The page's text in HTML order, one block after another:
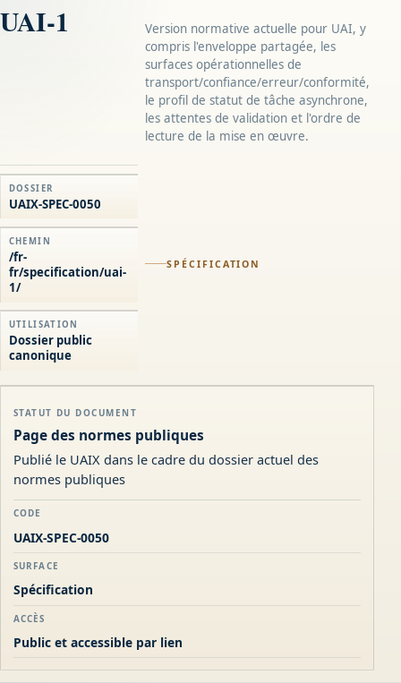
SPÉCIFICATION
UAI-1
Version normative actuelle pour UAI, y
compris l'enveloppe partagée, les
surfaces opérationnelles de
transport/confiance/erreur/conformité,
le profil de statut de tâche asynchrone,
les attentes de validation et l'ordre de
lecture de la mise en œuvre.
DOSSIER
UAIX-SPEC-0050
CHEMIN
/fr-
fr/specification/uai-
1/
UTILISATION
Dossier public
canonique
STATUT DU DOCUMENT
Page des normes publiques
Publié le UAIX dans le cadre du dossier actuel des
normes publiques
CODE
UAIX-SPEC-0050
SURFACE
Spécification
ACCÈS
Public et accessible par lien